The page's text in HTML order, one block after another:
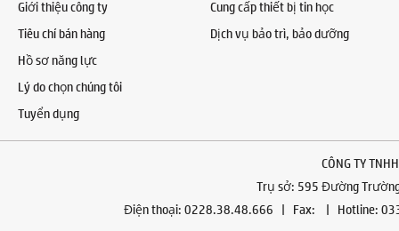
Giới thiệu công ty
Tiêu chí bán hàng
Hồ sơ năng lực
Lý do chọn chúng tôi
Tuyển dụng
Cung cấp thiết bị tin học
Dịch vụ bảo trì, bảo dưỡng
CÔNG TY
Trụ sở: 595 Đường
Điện thoại: 0228.38.48.666 | Fax: | Hotline: